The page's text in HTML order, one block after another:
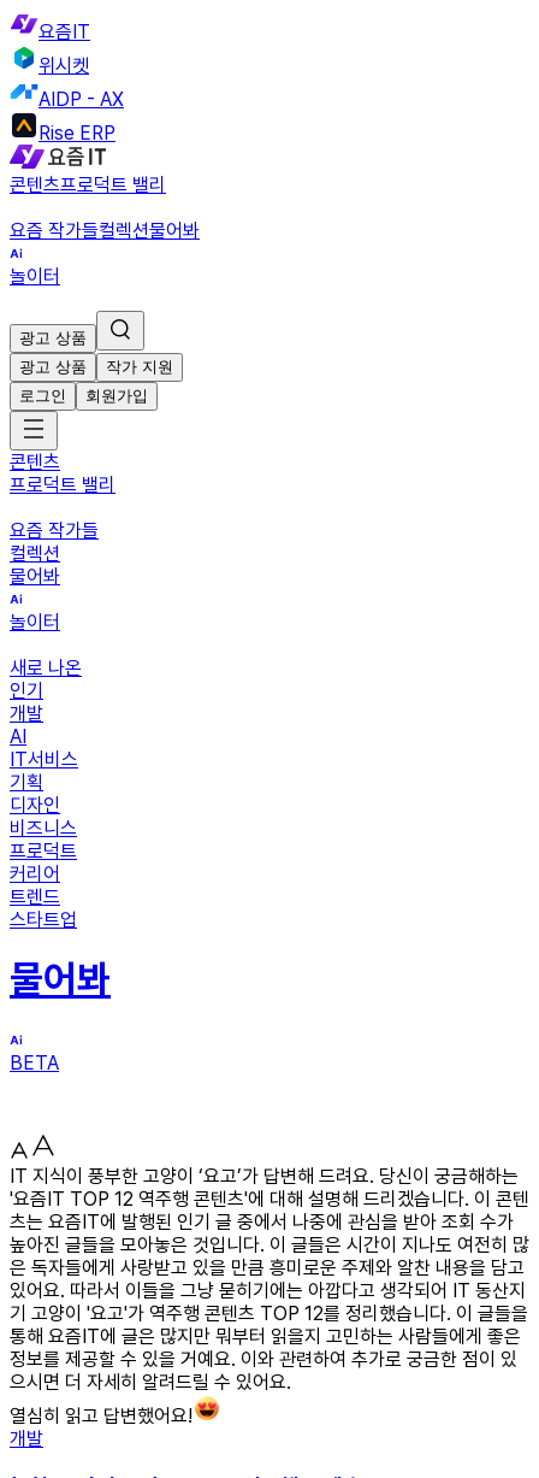
요즘IT
위시켓
AIDP - AX
Rise ERP
콘텐츠프로덕트 밸리
요즘 작가들컬렉션물어봐
놀이터
광고 상품
광고 상품
작가 지원
로그인
회원가입
콘텐츠
프로덕트 밸리
요즘 작가들
컬렉션
물어봐
놀이터
새로 나온
인기
개발
AI
IT서비스
기획
디자인
비즈니스
프로덕트
커리어
트렌드
스타트업
물어봐
BETA
IT 지식이 풍부한 고양이 ‘요고’가 답변해 드려요. 당신이 궁금해하는
'요즘IT TOP 12 역주행 콘텐츠'에 대해 설명해 드리겠습니다. 이 콘텐
츠는 요즘IT에 발행된 인기 글 중에서 나중에 관심을 받아 조회 수가
높아진 글들을 모아놓은 것입니다. 이 글들은 시간이 지나도 여전히 많
은 독자들에게 사랑받고 있을 만큼 흥미로운 주제와 알찬 내용을 담고
있어요. 따라서 이들을 그냥 묻히기에는 아깝다고 생각되어 IT 동산지
기 고양이 '요고'가 역주행 콘텐츠 TOP 12를 정리했습니다. 이 글들을
통해 요즘IT에 글은 많지만 뭐부터 읽을지 고민하는 사람들에게 좋은
정보를 제공할 수 있을 거예요. 이와 관련하여 추가로 궁금한 점이 있
으시면 더 자세히 알려드릴 수 있어요.
열심히 읽고 답변했어요!
개발